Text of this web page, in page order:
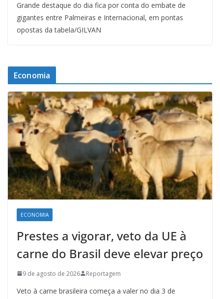
Grande destaque do dia fica por conta do embate de
gigantes entre Palmeiras e Internacional, em pontas
opostas da tabela/GILVAN
Economia
ECONOMIA
Prestes a vigorar, veto da UE à
carne do Brasil deve elevar preço
9 de agosto de 2026 Reportagem
Veto à carne brasileira começa a valer no dia 3 de